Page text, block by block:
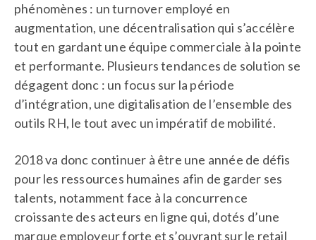
phénomènes : un turnover employé en
augmentation, une décentralisation qui s’accélère
tout en gardant une équipe commerciale à la pointe
et performante. Plusieurs tendances de solution se
dégagent donc : un focus sur la période
d’intégration, une digitalisation de l’ensemble des
outils RH, le tout avec un impératif de mobilité.
2018 va donc continuer à être une année de défis
pour les ressources humaines afin de garder ses
talents, notamment face à la concurrence
croissante des acteurs en ligne qui, dotés d’une
marque employeur forte et s’ouvrant sur le retail